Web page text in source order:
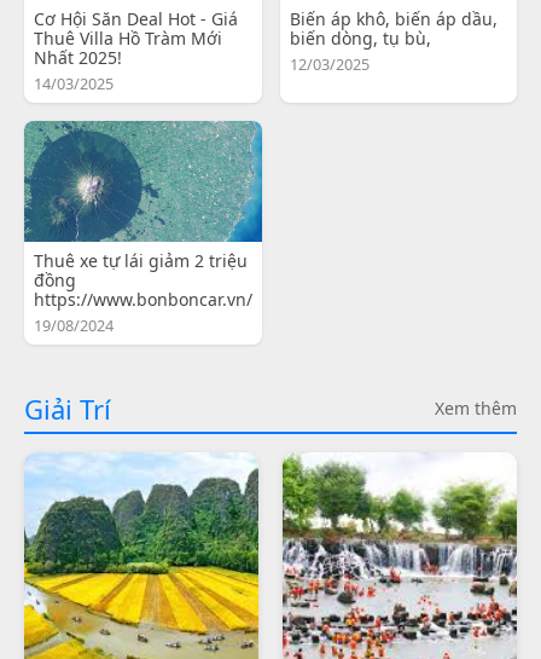
Cơ Hội Săn Deal Hot - Giá
Thuê Villa Hồ Tràm Mới
Nhất 2025!
14/03/2025
Biến áp khô, biến áp dầu,
biến dòng, tụ bù,
12/03/2025
Thuê xe tự lái giảm 2 triệu
đồng
https://www.bonboncar.vn/
19/08/2024
Giải Trí Xem thêm